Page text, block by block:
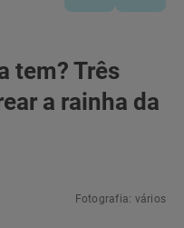
tem? Três
a rainha da
Fotografia: vários